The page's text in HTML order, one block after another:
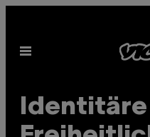
content
Open